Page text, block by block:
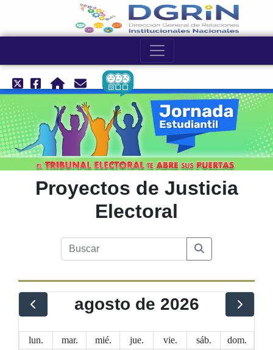
Proyectos de Justicia
Electoral
agosto de 2026
lun. mar. mié. jue. vie. sáb.
dom.